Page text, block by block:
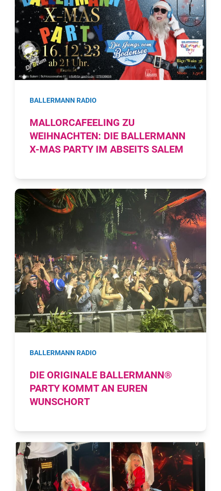
BALLERMANN RADIO
MALLORCAFEELING ZU
WEIHNACHTEN: DIE BALLERMANN
X-MAS PARTY IM ABSEITS SALEM
BALLERMANN RADIO
DIE ORIGINALE BALLERMANN®
PARTY KOMMT AN EUREN
WUNSCHORT